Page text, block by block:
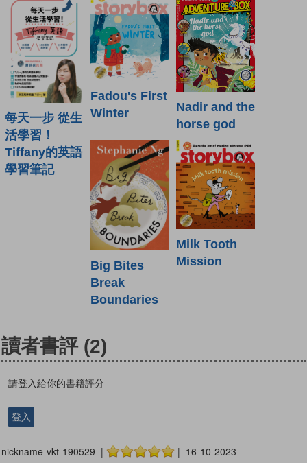
每天一步 從生
活學習！
Tiffany的英語
學習筆記
Fadou's First
Winter
Nadir and the
horse god
Big Bites
Break
Boundaries
Milk Tooth
Mission
讀者書評 (2)
請登入給你的書籍評分
登入
nickname-vkt-190529 | | 16-10-2023